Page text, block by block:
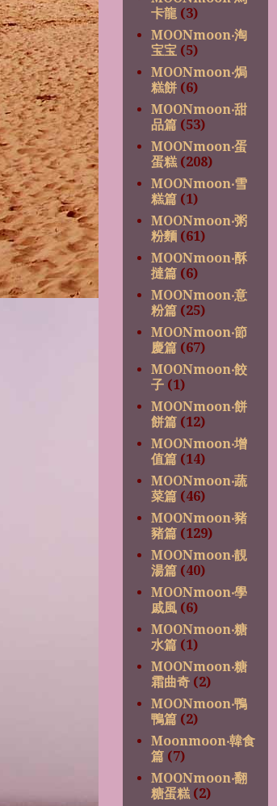
卡龍 (3)
MOONmoon‧淘
宝宝 (5)
MOONmoon‧焗
糕餅 (6)
MOONmoon‧甜
品篇 (53)
MOONmoon‧蛋
蛋糕 (208)
MOONmoon‧雪
糕篇 (1)
MOONmoon‧粥
粉麵 (61)
MOONmoon‧酥
撻篇 (6)
MOONmoon‧意
粉篇 (25)
MOONmoon‧節
慶篇 (67)
MOONmoon‧餃
子 (1)
MOONmoon‧餅
餅篇 (12)
MOONmoon‧增
值篇 (14)
MOONmoon‧蔬
菜篇 (46)
MOONmoon‧豬
豬篇 (129)
MOONmoon‧靚
湯篇 (40)
MOONmoon‧學
戚風 (6)
MOONmoon‧糖
水篇 (1)
MOONmoon‧糖
霜曲奇 (2)
MOONmoon‧鴨
鴨篇 (2)
Moonmoon‧韓食
篇 (7)
MOONmoon‧翻
糖蛋糕 (2)